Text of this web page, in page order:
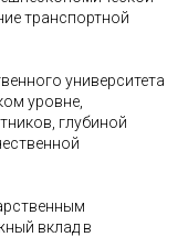
транспортной
университета
уровне,
глубиной
вклад в